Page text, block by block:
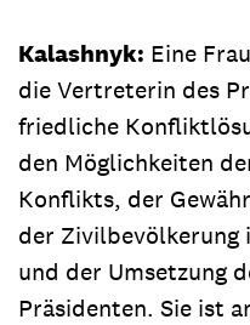
Kalashnyk: Eine
die Vertreterin des
friedliche
den Möglichkeiten
Konflikts, der
der Zivilbevölkerung
und der Umsetzung
Präsidenten. Sie ist